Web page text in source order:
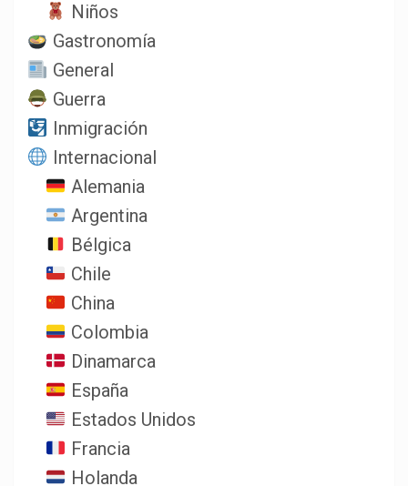
Niños
Gastronomía
General
Guerra
Inmigración
Internacional
Alemania
Argentina
Bélgica
Chile
China
Colombia
Dinamarca
España
Estados Unidos
Francia
Holanda